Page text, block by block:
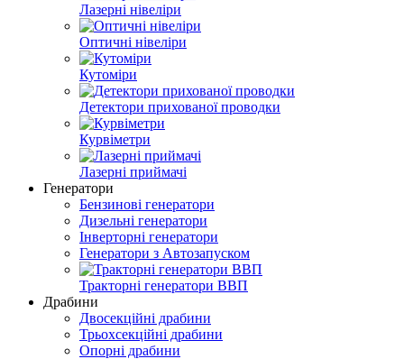
Лазерні нівеліри
Оптичні нівеліри
Кутоміри
Детектори прихованої проводки
Курвіметри
Лазерні приймачі
Генератори
Бензинові генератори
Дизельні генератори
Інверторні генератори
Генератори з Автозапуском
Тракторні генератори ВВП
Драбини
Двосекційні драбини
Трьохсекційні драбини
Опорні драбини